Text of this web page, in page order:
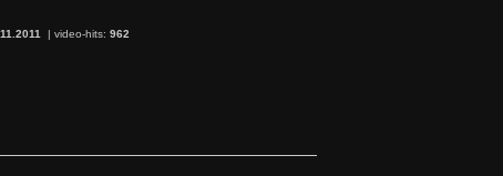
| video-hits: 962